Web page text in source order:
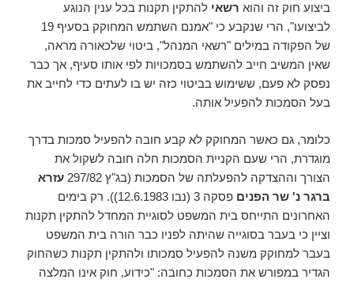
ביצוע חוק זה והוא רשאי להתקין תקנות בכל ענין הנוגע
לביצועו", הרי שנקבע כי "אמנם השתמש המחוקק בסעיף 19
של הפקודה במילים "רשאי המנהל", ביטוי שלכאורה מראה,
שאין המשיב חייב להשתמש בסמכויות לפי אותו סעיף, אך כבר
נפסק לא פעם, ששימוש בביטוי כזה יש בו לעתים כדי לחייב את
בעל הסמכות להפעיל אותה.
כלומר, גם כאשר המחוקק לא קבע חובה להפעיל סמכות בדרך
מוגדרת, הרי שעם הקניית הסמכות חלה חובה לשקול את
הצורך וההצדקה להפעלתה של הסמכות (בג"ץ 297/82
עזרא
ברגר נ' שר הפנים
פסקה 3 (נבו 12.6.1983)). רק בימים
האחרונים התייחס בית המשפט לסוגיית המחדל להתקין תקנות
וציין כי בעבר בסוגייה שהיתה לפניו כבר הורה בית המשפט
בעבר למחוקק משנה להפעיל סמכותו ולהתקין תקנות כשהחוק
הגדיר במפורש את הסמכות כחובה: "כידוע, חוק אינו המלצה